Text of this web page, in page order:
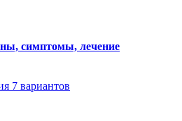
симптомы, лечение